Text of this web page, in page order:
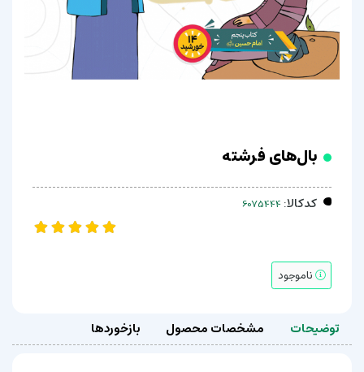
بال‌های فرشته
کدکالا:
ناموجود
توضیحات مشخصات محصول بازخوردها